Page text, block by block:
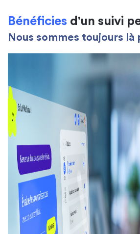
Bénéficies d'un suivi
Nous sommes toujours là